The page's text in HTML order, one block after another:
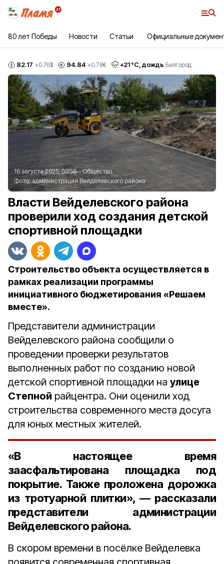
80 лет Победы Новости Статьи Официальные
82.17 +0.76$ 94.84 +0.78€ +21°С, дождь Белгород
16 августа 2025, 09:56
Общество
Фото:администрация Вейделевского района
Власти Вейделевского района
проверили ход создания детской
спортивной площадки
Строительство объекта осуществляется в
рамках реализации программы
инициативного бюджетирования «Решаем
вместе».
Представители администрации
Вейделевского района сообщили о
проведении проверки результатов
выполненных работ по созданию новой
детской спортивной площадки на улице
Степной райцентра. Они оценили ход
строительства современного места досуга
для юных местных жителей.
«В настоящее время
заасфальтирована площадка под
покрытие. Также проложена дорожка
из тротуарной плитки», — рассказали
представители администрации
Вейделевского района.
В скором времени в посёлке Вейделевка